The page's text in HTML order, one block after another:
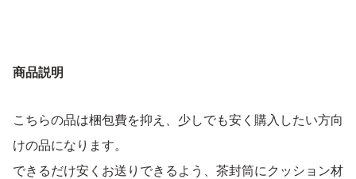
商品説明
こちらの品は梱包費を抑え、少しでも安く購入したい方向
けの品になります。
できるだけ安くお送りできるよう、茶封筒にクッション材